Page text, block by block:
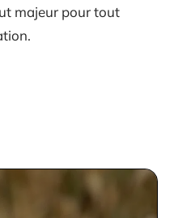
majeur pour tout